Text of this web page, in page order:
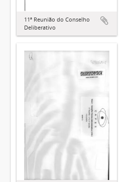
11ª Reunião do Conselho
Deliberativo